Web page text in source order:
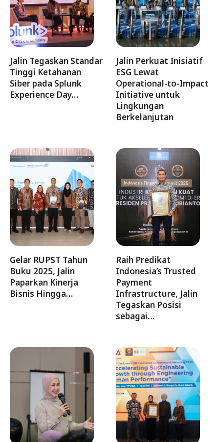
Jalin Tegaskan Standar
Tinggi Ketahanan
Siber pada Splunk
Experience Day…
Jalin Perkuat Inisiatif
ESG Lewat
Operational-to-Impact
Initiative untuk
Lingkungan
Berkelanjutan
Gelar RUPST Tahun
Buku 2025, Jalin
Paparkan Kinerja
Bisnis Hingga…
Raih Predikat
Indonesia’s Trusted
Payment
Infrastructure, Jalin
Tegaskan Posisi
sebagai…